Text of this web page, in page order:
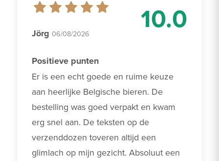
10.0
Jörg 06/08/2026
Positieve punten
Er is een echt goede en ruime keuze
aan heerlijke Belgische bieren. De
bestelling was goed verpakt en kwam
erg snel aan. De teksten op de
verzenddozen toveren altijd een
glimlach op mijn gezicht. Absoluut een